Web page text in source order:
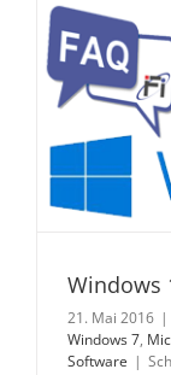
Windows
21. Mai 2016 |
Windows 7,
Software |